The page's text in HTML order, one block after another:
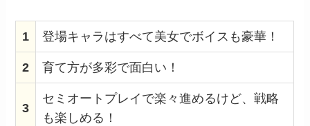
1 登場キャラはすべて美女でボイスも豪華！
2 育て方が多彩で面白い！
3
セミオートプレイで楽々進めるけど、戦略
も楽しめる！